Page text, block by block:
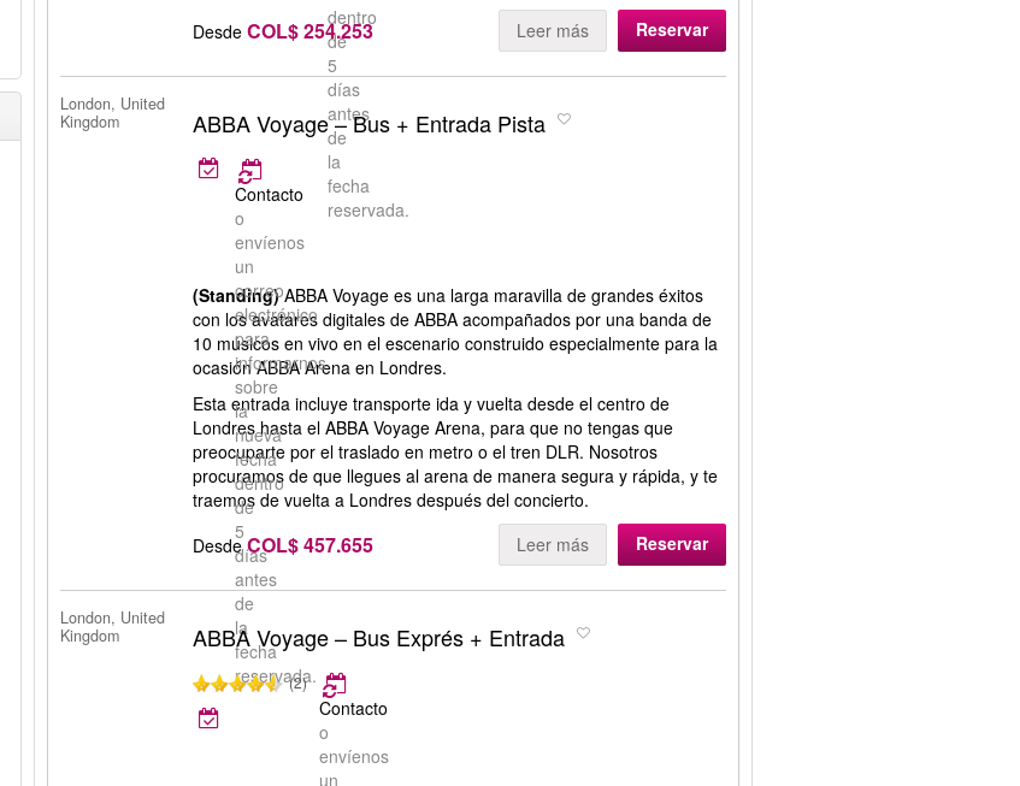
dentro
de
5
días
antes
de
la
fecha
reservada.
Desde COL$ 254.253 Leer más Reservar
London, United
Kingdom
ABBA Voyage – Bus + Entrada Pista
Contacto
o
envíenos
un
correo
electrónico
para
informarnos
sobre
la
nueva
fecha
dentro
de
5
días
antes
de
la
fecha
reservada.
(Standing)ABBA Voyage es una larga maravilla de grandes éxitos
con los avatares digitales de ABBA acompañados por una banda de
10 músicos en vivo en el escenario construido especialmente para la
ocasión ABBA Arena en Londres.
Esta entrada incluye transporte ida y vuelta desde el centro de
Londres hasta el ABBA Voyage Arena, para que no tengas que
preocuparte por el traslado en metro o el tren DLR. Nosotros
procuramos de que llegues al arena de manera segura y rápida, y te
traemos de vuelta a Londres después del concierto.
Desde COL$ 457.655 Leer más Reservar
London, United
Kingdom
ABBA Voyage – Bus Exprés + Entrada
(2)
Contacto
o
envíenos
un